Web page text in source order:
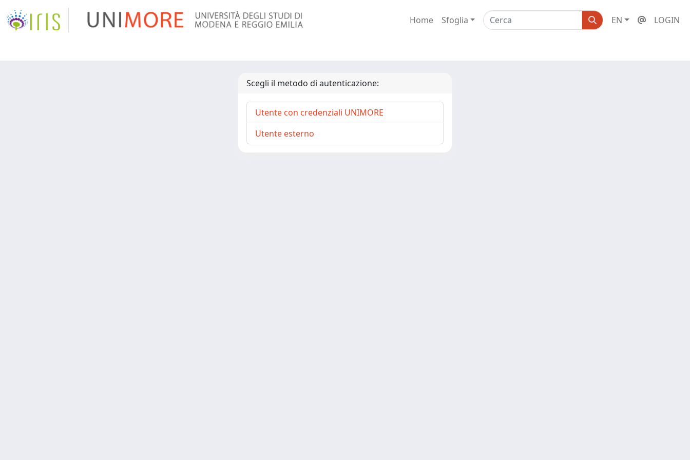
Home Sfoglia EN LOGIN
Scegli il metodo di autenticazione:
Utente con credenziali UNIMORE
Utente esterno